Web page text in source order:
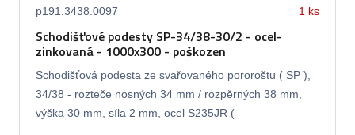
p191.3438.0097 1 ks
Schodišťové podesty SP-34/38-30/2 - ocel-
zinkovaná - 1000x300 - poškozen
Schodišťová podesta ze svařovaného pororoštu ( SP ),
34/38 - rozteče nosných 34 mm / rozpěrných 38 mm,
výška 30 mm, síla 2 mm, ocel S235JR (